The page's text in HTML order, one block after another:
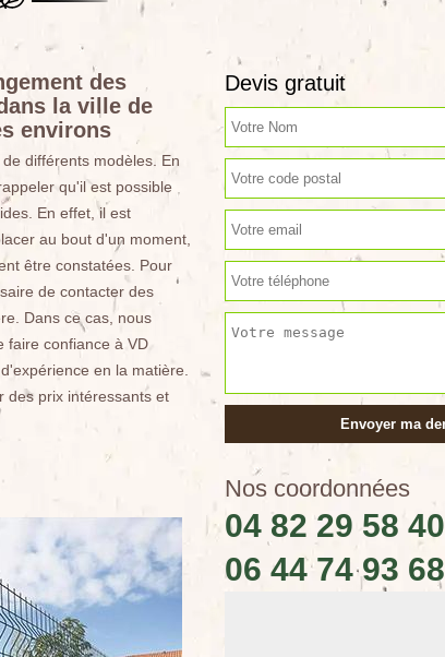
des
la ville de
environs
différents modèles. En
qu'il est possible
En effet, il est
au bout d'un moment,
être constatées. Pour
de contacter des
Dans ce cas, nous
faire confiance à VD
en la matière.
des prix intéressants et
Devis gratuit
Nos coordonnées
04 82 29 58 40
06 44 74 93 68